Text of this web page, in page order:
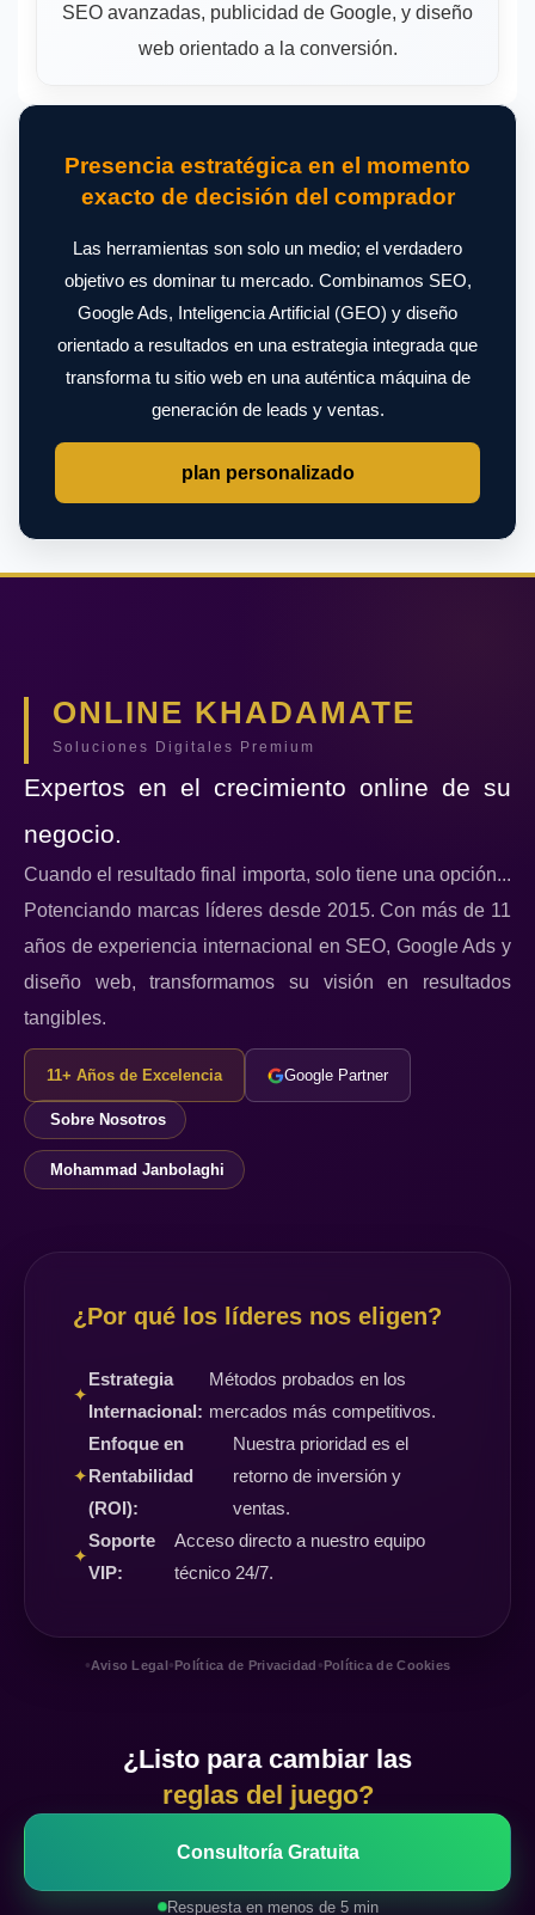
SEO avanzadas, publicidad de Google, y diseño
web orientado a la conversión.
Presencia estratégica en el momento
exacto de decisión del comprador
Las herramientas son solo un medio; el verdadero
objetivo es dominar tu mercado. Combinamos SEO,
Google Ads, Inteligencia Artificial (GEO) y diseño
orientado a resultados en una estrategia integrada que
transforma tu sitio web en una auténtica máquina de
generación de leads y ventas.
plan personalizado
ONLINE KHADAMATE
Soluciones Digitales Premium
Expertos en el crecimiento online de su
negocio.
Cuando el resultado final importa, solo tiene una opción...
Potenciando marcas líderes desde 2015. Con más de 11
años de experiencia internacional en SEO, Google Ads y
diseño web, transformamos su visión en resultados
tangibles.
11+ Años de Excelencia Google Partner
Sobre Nosotros
Mohammad Janbolaghi
¿Por qué los líderes nos eligen?
✦
Estrategia
Internacional:
Métodos probados en los
mercados más competitivos.
✦
Enfoque en
Rentabilidad
(ROI):
Nuestra prioridad es el
retorno de inversión y
ventas.
✦
Soporte
VIP:
Acceso directo a nuestro equipo
técnico 24/7.
•Aviso Legal•Política de Privacidad •Política de Cookies
¿Listo para cambiar las
reglas del juego?
Consultoría Gratuita
Respuesta en menos de 5 min